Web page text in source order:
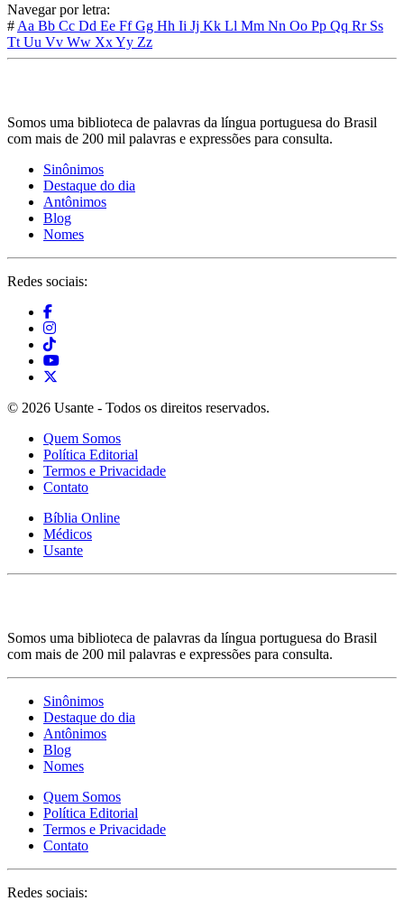
Navegar por letra:
# Aa Bb Cc Dd Ee FfGg Hh Ii Jj Kk Ll Mm Nn Oo Pp Qq Rr Ss
Tt Uu Vv Ww XxYy Zz
Somos uma biblioteca de palavras da língua portuguesa do Brasil
com mais de 200 mil palavras e expressões para consulta.
Sinônimos
Destaque do dia
Antônimos
Blog
Nomes
Redes sociais:
© 2026 Usante - Todos os direitos reservados.
Quem Somos
Política Editorial
Termos e Privacidade
Contato
Bíblia Online
Médicos
Usante
Somos uma biblioteca de palavras da língua portuguesa do Brasil
com mais de 200 mil palavras e expressões para consulta.
Sinônimos
Destaque do dia
Antônimos
Blog
Nomes
Quem Somos
Política Editorial
Termos e Privacidade
Contato
Redes sociais: